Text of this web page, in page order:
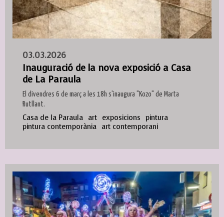
03.03.2026
Inauguració de la nova exposició a Casa
de La Paraula
El divendres 6 de març a les 18h s'inaugura "Kozo" de Marta
Rutllant.
Casa de la Paraula art exposicions pintura
pintura contemporània art contemporani